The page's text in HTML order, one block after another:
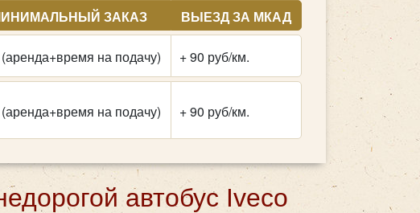
ЗАКАЗ
ВЫЕЗД ЗА МКАД
на подачу) + 90 руб/км.
на подачу) + 90 руб/км.
автобус Iveco